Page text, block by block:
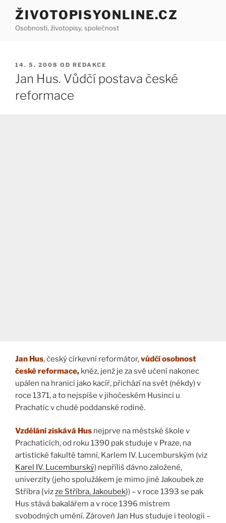
Přejít
obsahu
ŽIVOTOPISYONLINE.CZ
Osobnosti, životopisy, společnost
PUBLIKOVÁNO
14. 5. 2008 OD REDAKCE
Jan Hus. Vůdčí postava české
reformace
Jan Hus, český církevní reformátor,vůdčí osobnost
české reformace, kněz, jenž je za své učení nakonec
upálen na hranici jako kacíř, přichází na svět (někdy) v
roce 1371, a to nejspíše v jihočeském Husinci u
Prachatic v chudé poddanské rodině.
Vzdělání získává Hus nejprve na městské škole v
Prachaticích, od roku 1390 pak studuje v Praze, na
artistické fakultě tamní, Karlem IV. Lucemburským (viz
Karel IV. Lucemburský) nepříliš dávno založené,
univerzity (jeho spolužákem je mimo jiné Jakoubek ze
Stříbra {vizze Stříbra, Jakoubek}) – v roce 1393 se pak
Hus stává bakalářem a v roce 1396 mistrem
svobodných umění. Zároveň Jan Hus studuje i teologii –